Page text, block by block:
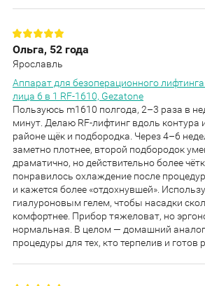
Ольга, 52 года
Ярославль
Аппарат для безоперационного
лица 6 в 1 RF-1610, Gezatone
Пользуюсь m1610 полгода, 2–3 раза в
минут. Делаю RF-лифтинг вдоль
районе щёк и подбородка. Через 4–6
заметно плотнее, второй подбородок
драматично, но действительно более
понравилось охлаждение после
и кажется более «отдохнувшей».
гиалуроновым гелем, чтобы насадки
комфортнее. Прибор тяжеловат, но
нормальная. В целом — домашний
процедуры для тех, кто терпелив и готов